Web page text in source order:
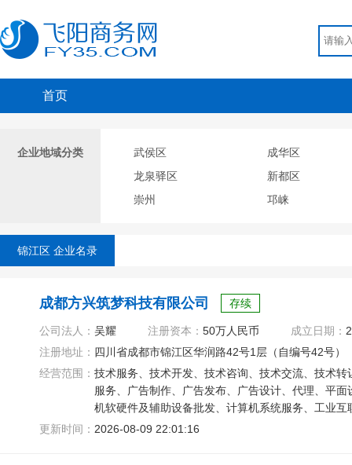
首页
企业地域分类 武侯区
成华区
龙泉驿区
新都区
崇州
邛崃
锦江区 企业名录
成都方兴筑梦科技有限公司 存续
公司法人： 吴耀 注册资本： 50万人民币 成立日期：
注册地址： 四川省成都市锦江区华润路42号1层（自编号42号）
经营范围： 技术服务、技术开发、技术咨询、技术交流、技术
服务、广告制作、广告发布、广告设计、代理、平
机软硬件及辅助设备批发、计算机系统服务、工业
物联网应用服务
更新时间： 2026-08-09 22:01:16